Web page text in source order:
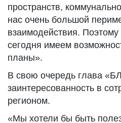
пространств,
нас очень большой
взаимодействия.
сегодня имеем
планы».
В свою очередь глава
заинтересованность в
регионом.
«Мы хотели бы быть